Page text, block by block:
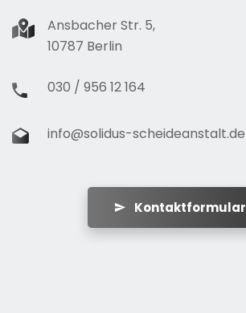
Ansbacher Str. 5,
10787 Berlin
030 / 956 12 164
info@solidus-scheideanstalt.de
Kontaktformular